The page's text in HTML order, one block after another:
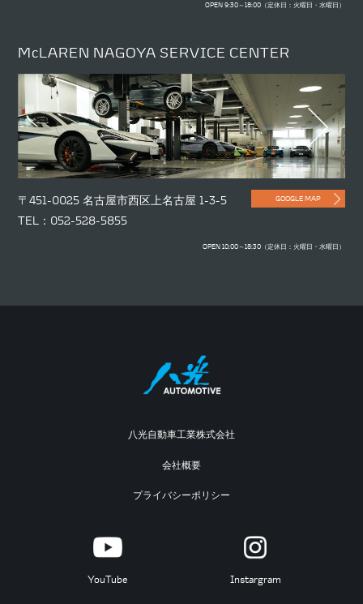
OPEN 9:30～18:00（定休日：火曜日・水曜日）
McLAREN NAGOYA SERVICE CENTER
〒451-0025 名古屋市西区上名古屋 1-3-5
TEL：052-528-5855
GOOGLE MAP
OPEN 10:00～18:30（定休日：火曜日・水曜日）
八光自動車工業株式会社
会社概要
プライバシーポリシー
YouTube Instargram